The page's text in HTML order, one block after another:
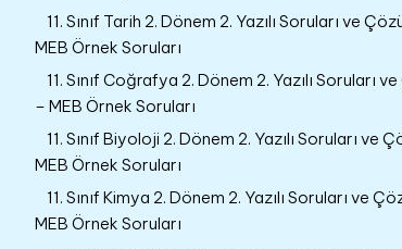
11. Sınıf Tarih 2. Dönem 2. Yazılı Soruları ve
MEB Örnek Soruları
11. Sınıf Coğrafya 2. Dönem 2. Yazılı Soruları
– MEB Örnek Soruları
11. Sınıf Biyoloji 2. Dönem 2. Yazılı Soruları ve
MEB Örnek Soruları
11. Sınıf Kimya 2. Dönem 2. Yazılı Soruları ve
MEB Örnek Soruları